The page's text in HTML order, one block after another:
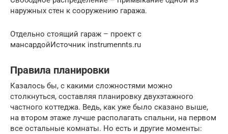
наружных стен к сооружению гаража.
Отдельно стоящий гараж – проект с
мансардойИсточник instrumennts.ru
Правила планировки
Казалось бы, с какими сложностями можно
столкнуться, составляя планировку двухэтажного
частного коттеджа. Ведь, как уже было сказано выше,
на втором этаже лучше располагать спальни, на первом
все остальные комнаты. Но есть и другие моменты: